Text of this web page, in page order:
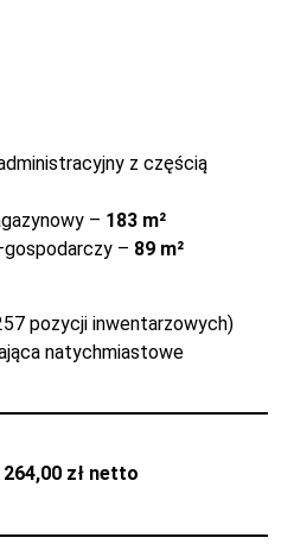
z częścią
– 183 m²
– 89 m²
pozycji inwentarzowych)
natychmiastowe
264,00 zł netto